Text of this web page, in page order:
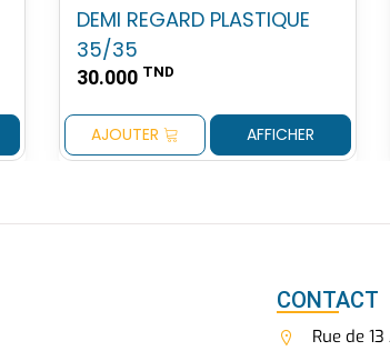
DEMI REGARD PLASTIQUE
35/35
30.000 TND
AJOUTER AFFICHER
CONTACT
Rue de